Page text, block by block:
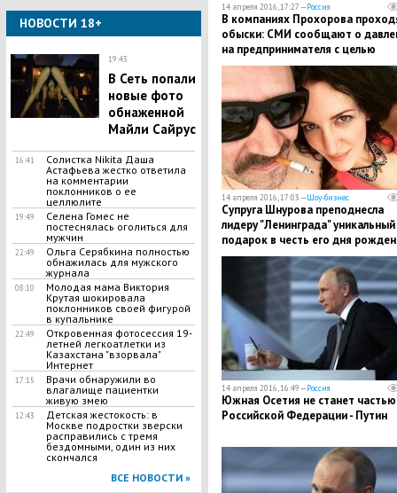
НОВОСТИ 18+
19:43
В Сеть попали
новые фото
обнаженной
Майли Сайрус
16:41
Солистка Nikitа Даша
Астафьева жестко ответила
на комментарии
поклонников о ее
целлюлите
19:49
Селена Гомес не
постеснялась оголиться для
мужчин
22:49
Ольга Серябкина полностью
обнажилась для мужского
журнала
08:10
Молодая мама Виктория
Крутая шокировала
поклонников своей фигурой
в купальнике
22:49
Откровенная фотосессия 19-
летней легкоатлетки из
Казахстана "взорвала"
Интернет
17:15
Врачи обнаружили во
влагалище пациентки
живую змею
12:43
Детская жестокость: в
Москве подростки зверски
расправились с тремя
бездомными, один из них
скончался
ВСЕ НОВОСТИ »
14 апреля 2016, 17:27 —Россия
В компаниях Прохорова
обыски: СМИ сообщают о
на предпринимателя с целью
заставить его продать "РБК"
14 апреля 2016, 17:03 —Шоу-бизнес
Супруга Шнурова преподнесла
лидеру "Ленинграда" уникальный
подарок в честь его дня
14 апреля 2016, 16:49 —Россия
Южная Осетия не станет частью
Российской Федерации - Путин